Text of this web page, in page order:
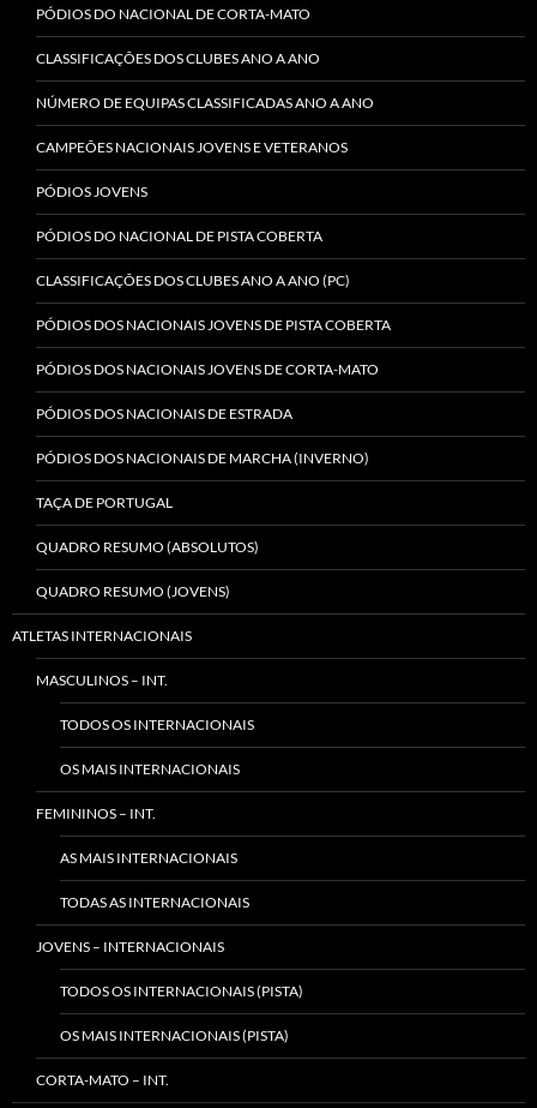
PÓDIOS DO NACIONAL DE CORTA-MATO
CLASSIFICAÇÕES DOS CLUBES ANO A ANO
NÚMERO DE EQUIPAS CLASSIFICADAS ANO A ANO
CAMPEÕES NACIONAIS JOVENS E VETERANOS
PÓDIOS JOVENS
PÓDIOS DO NACIONAL DE PISTA COBERTA
CLASSIFICAÇÕES DOS CLUBES ANO A ANO (PC)
PÓDIOS DOS NACIONAIS JOVENS DE PISTA COBERTA
PÓDIOS DOS NACIONAIS JOVENS DE CORTA-MATO
PÓDIOS DOS NACIONAIS DE ESTRADA
PÓDIOS DOS NACIONAIS DE MARCHA (INVERNO)
TAÇA DE PORTUGAL
QUADRO RESUMO (ABSOLUTOS)
QUADRO RESUMO (JOVENS)
ATLETAS INTERNACIONAIS
MASCULINOS – INT.
TODOS OS INTERNACIONAIS
OS MAIS INTERNACIONAIS
FEMININOS – INT.
AS MAIS INTERNACIONAIS
TODAS AS INTERNACIONAIS
JOVENS – INTERNACIONAIS
TODOS OS INTERNACIONAIS (PISTA)
OS MAIS INTERNACIONAIS (PISTA)
CORTA-MATO – INT.